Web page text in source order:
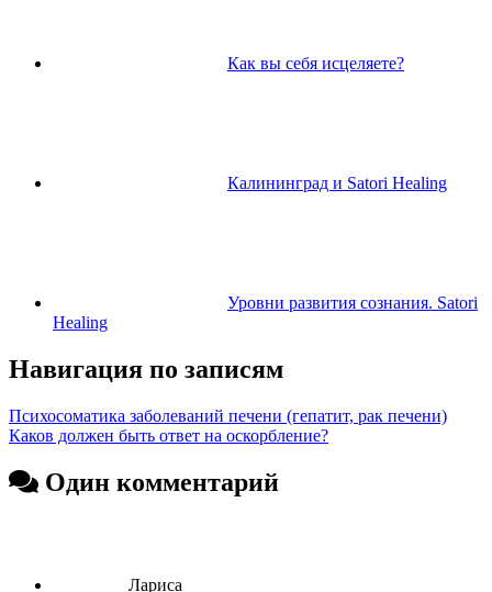
Как вы себя исцеляете?
Калининград и Satori Healing
Уровни развития сознания. Satori
Healing
Навигация по записям
Психосоматика заболеваний печени (гепатит, рак печени)
Каков должен быть ответ на оскорбление?
Один комментарий
Лариса